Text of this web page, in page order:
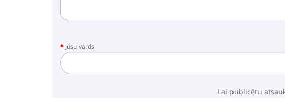
Jūsu vārds
Lai publicētu